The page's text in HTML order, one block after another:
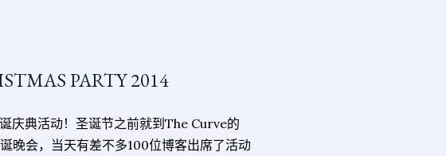
PARTY 2014
庆典活动！圣诞节之前就到The Curve的
会，当天有差不多100位博客出席了活动